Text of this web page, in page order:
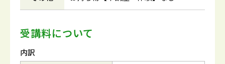
受講料について
内訳